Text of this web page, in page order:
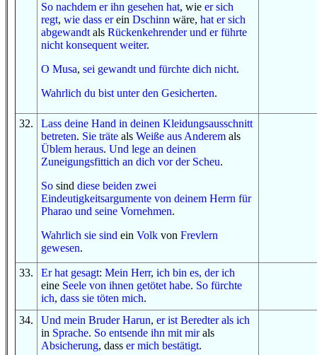
So nachdem er ihn gesehen hat, wie er sich
regt, wie dass erein Dschinn wäre, hat er sich
abgewandt als Rückenkehrender und er führte
nicht konsequent weiter.
O Musa, sei gewandt und fürchte dich nicht.
Wahrlich du bist unterden Gesicherten.
32. Lass deine Hand in deinen Kleidungsausschnitt
betreten. Sie träte als Weiße aus Anderem als
Üblem heraus. Und lege an deinen
Zuneigungsfittich an dich vor der Scheu.
So sind diese beiden zwei
Eindeutigkeitsargumente von deinem Herrn für
Pharao und seine Vornehmen.
Wahrlich sie sind ein Volk von Frevlern
gewesen.
33. Er hat gesagt: Mein Herr, ich bin es, der ich
eine Seele von ihnen getötet habe. So fürchte
ich, dass sie töten mich.
34. Und mein Bruder Harun, er ist Beredter als ich
in Sprache. So entsende ihn mit mirals
Absicherung, dass er mich bestätigt.